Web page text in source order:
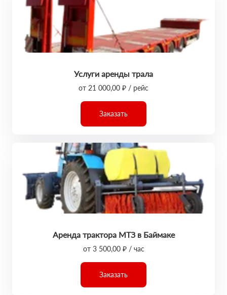
Услуги аренды трала
от 21 000,00 ₽ / рейс
Заказать
Аренда трактора МТЗ в Баймаке
от 3 500,00 ₽ / час
Заказать